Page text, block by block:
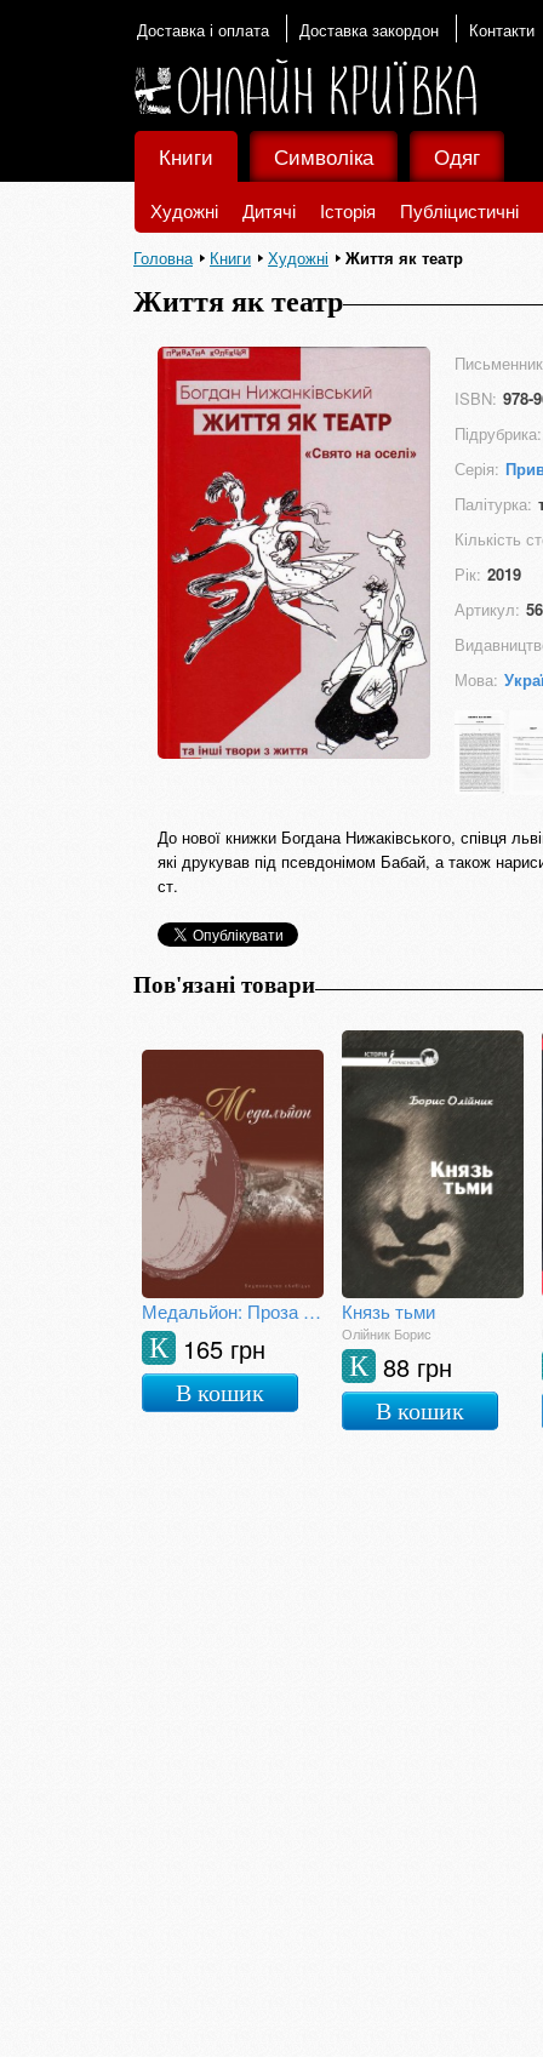
Доставка і оплата Доставка закордон Контакти
Книги
Художні Дитячі Історія Публіцистичні
Символіка Одяг
Головна Книги Художні Життя як театр
Життя як театр
ISBN: 978-
Підрубрика:
Серія:
Палітурка:
Кількість
Рік: 2019
Артикул:
Мова:
До нової книжки Богдана Нижаківського, співця
які друкував під псевдонімом Бабай, а також
ст.
Пов'язані товари
Медальйон: Проза київських неокласиків
165 грн
К
В кошик
Князь тьми
Олійник Борис
88 грн
К
В кошик